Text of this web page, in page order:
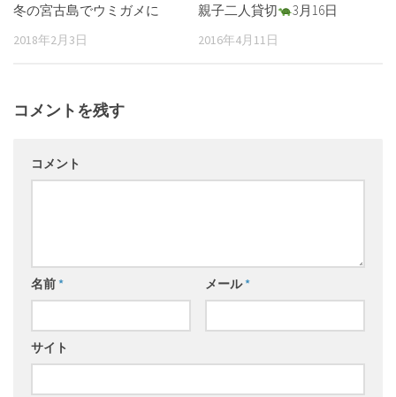
冬の宮古島でウミガメに
2018年2月3日
親子二人貸切 3月16日
2016年4月11日
コメントを残す
コメント
名前* メール*
サイト